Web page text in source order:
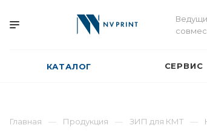
КАТАЛОГ СЕРВИС
Главная Продукция ЗИП для КМТ